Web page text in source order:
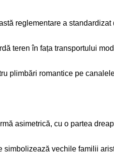
reglementare a
teren în fața transportului
plimbări romantice pe
asimetrică, cu o partea
vechile familii